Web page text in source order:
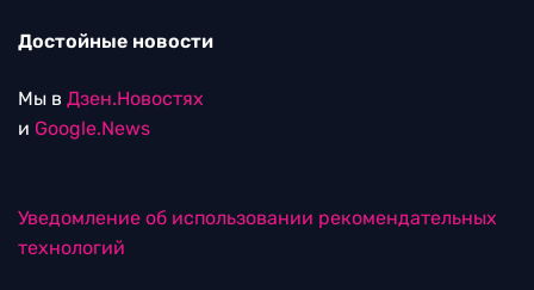
Достойные новости
Мы в Дзен.Новостях
и Google.News
Уведомление об использовании рекомендательных
технологий